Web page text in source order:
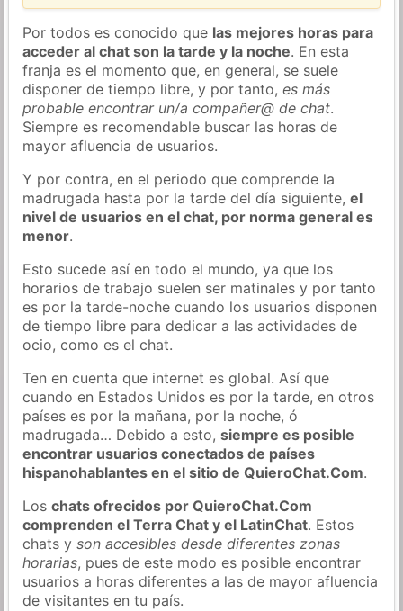
Por todos es conocido que las mejores horas para
acceder al chat son la tarde y la noche. En esta
franja es el momento que, en general, se suele
disponer de tiempo libre, y por tanto,es más
probable encontrar un/a compañer@ de chat.
Siempre es recomendable buscar las horas de
mayor afluencia de usuarios.
Y por contra, en el periodo que comprende la
madrugada hasta por la tarde del día siguiente,el
nivel de usuarios en el chat, por norma general es
menor.
Esto sucede así en todo el mundo, ya que los
horarios de trabajo suelen ser matinales y por tanto
es por la tarde-noche cuando los usuarios disponen
de tiempo libre para dedicar a las actividades de
ocio, como es el chat.
Ten en cuenta que internet es global. Así que
cuando en Estados Unidos es por la tarde, en otros
países es por la mañana, por la noche, ó
madrugada… Debido a esto,siempre es posible
encontrar usuarios conectados de países
hispanohablantes en el sitio de QuieroChat.Com.
Loschats ofrecidos por QuieroChat.Com
comprenden el Terra Chat y el LatinChat. Estos
chats yson accesibles desde diferentes zonas
horarias, pues de este modo es posible encontrar
usuarios a horas diferentes a las de mayor afluencia
de visitantes en tu país.